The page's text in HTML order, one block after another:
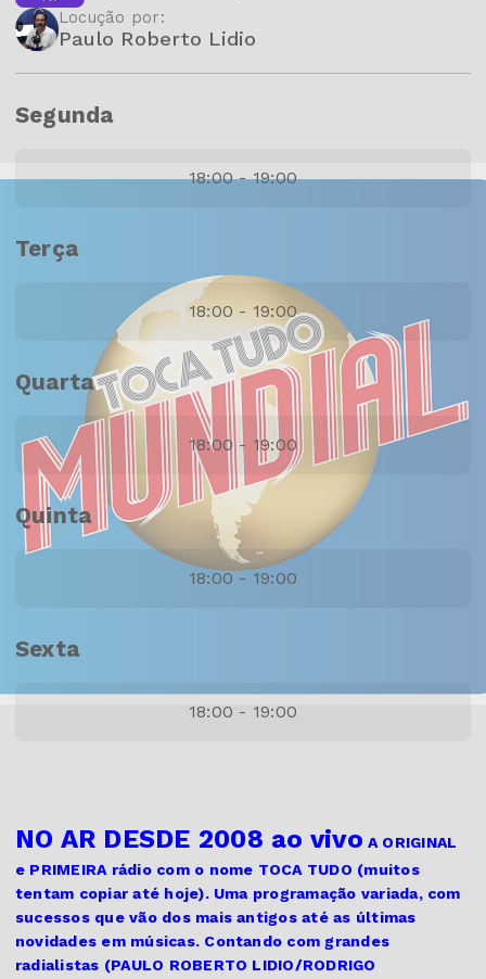
Locução por:
Paulo Roberto Lidio
Segunda
18:00 - 19:00
Terça
18:00 - 19:00
Quarta
18:00 - 19:00
Quinta
18:00 - 19:00
Sexta
18:00 - 19:00
NO AR DESDE 2008 ao vivo A ORIGINAL
e PRIMEIRArádio com o nome TOCA TUDO (muitos
tentam copiar até hoje). Uma programação variada, com
sucessos que vão dos mais antigos até as últimas
novidades em músicas. Contando com grandes
radialistas (PAULO ROBERTO LIDIO/RODRIGO